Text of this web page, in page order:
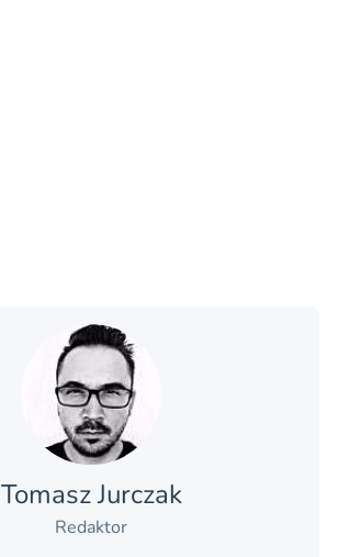
Tomasz Jurczak
Redaktor